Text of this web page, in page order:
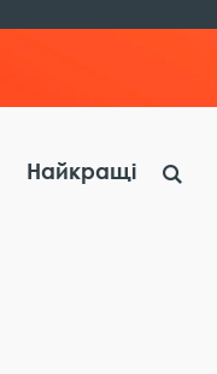
Найкращі